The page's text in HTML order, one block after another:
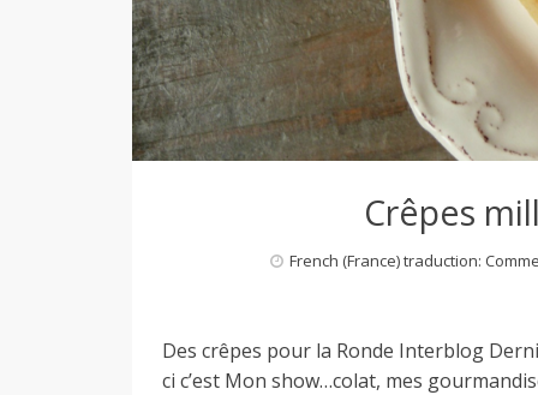
M
i
n
Crêpes
French (France) traduction:
Des crêpes pour la Ronde Interblog
ci c’est Mon show…colat, mes